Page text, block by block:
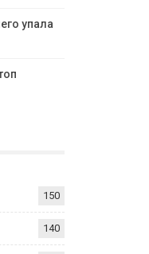
упала
150
140